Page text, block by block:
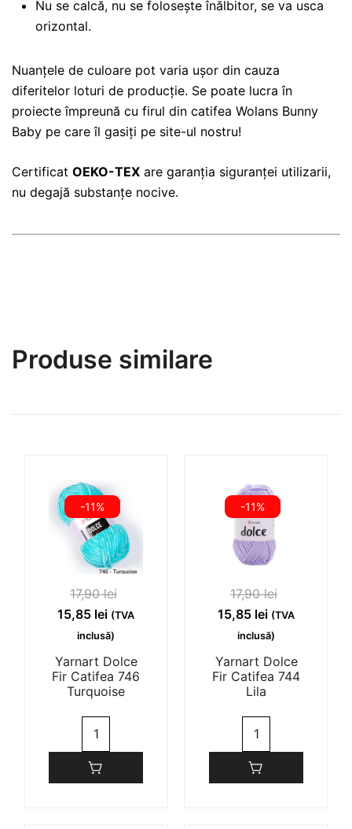
Nu se calcă, nu se folosește înălbitor, se va usca
orizontal.
Nuanțele de culoare pot varia ușor din cauza
diferitelor loturi de producție. Se poate lucra în
proiecte împreună cu firul din catifea Wolans Bunny
Baby pe care îl gasiți pe site-ul nostru!
Certificat OEKO-TEX are garanția siguranței utilizarii,
nu degajă substanțe nocive.
Produse similare
-11%
17,90lei
Prețul
inițial
a
fost:
17,90 lei.
15,85 leiPrețul
curent
este:
15,85 lei.
(TVA
inclusă)
Yarnart Dolce
Fir Catifea 746
Turquoise
Yarnart
Dolce
-11%
17,90lei
Prețul
inițial
a
fost:
17,90 lei.
15,85 leiPrețul
curent
este:
15,85 lei.
(TVA
inclusă)
Yarnart Dolce
Fir Catifea 744
Lila
Yarnart
Dolce